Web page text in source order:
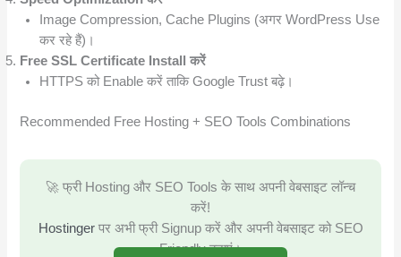
Image Compression, Cache Plugins (अगर WordPress Use
कर रहे हैं)।
Free SSL Certificate Install करें
HTTPS को Enable करें ताकि Google Trust बढ़े।
Recommended Free Hosting + SEO Tools Combinations
🚀 फ्री Hosting और SEO Tools के साथ अपनी वेबसाइट लॉन्च
करें!
Hostingerपर अभी फ्री Signup करें और अपनी वेबसाइट को SEO
Friendly बनाएं।